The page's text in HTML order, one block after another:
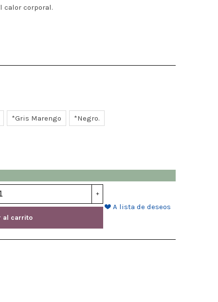
calor corporal.
*Gris Marengo *Negro.
+
al carrito
A lista de deseos